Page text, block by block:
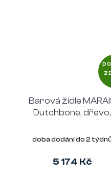
Barová židle
Dutchbone, dřevo,
doba dodání do 2 týdnů
5 174 Kč